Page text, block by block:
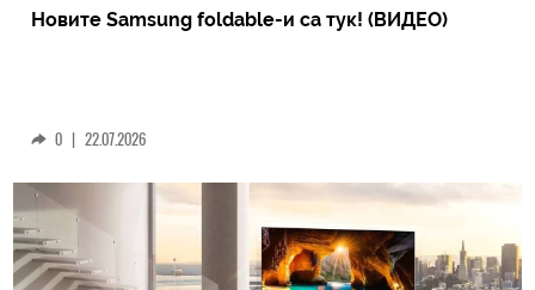
Новите Samsung foldable-и са тук! (ВИДЕО)
0 | 22.07.2026